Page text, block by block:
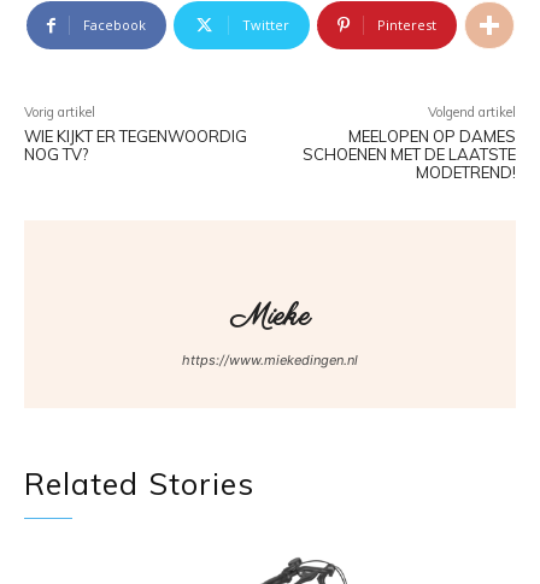
Facebook Twitter Pinterest
Vorig artikel
WIE KIJKT ER TEGENWOORDIG
NOG TV?
Volgend artikel
MEELOPEN OP DAMES
SCHOENEN MET DE LAATSTE
MODETREND!
Mieke
https://www.miekedingen.nl
Related Stories